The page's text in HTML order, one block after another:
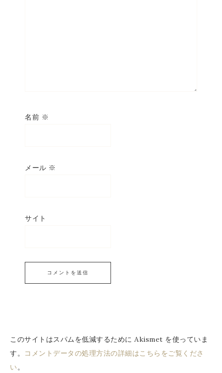
名前 ※
メール ※
サイト
このサイトはスパムを低減するために Akismet を使っていま
す。
コメントデータの処理方法の詳細はこちらをご覧くださ
い。